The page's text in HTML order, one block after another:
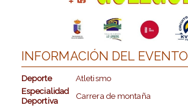
INFORMACIÓN DEL EVENTO
Deporte
Atletismo
Especialidad
Deportiva
Carrera de montaña